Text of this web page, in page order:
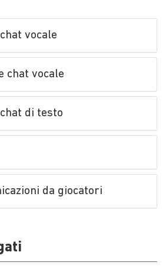
vocale
chat vocale
di testo
da giocatori